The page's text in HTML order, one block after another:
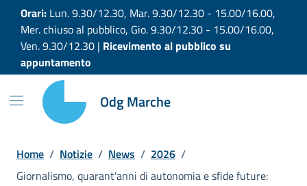
Vai ai contenuti
Vai al footer
Orari: Lun. 9.30/12.30, Mar. 9.30/12.30 - 15.00/16.00,
Mer. chiuso al pubblico, Gio. 9.30/12.30 - 15.00/16.00,
Ven. 9.30/12.30 | Ricevimento al pubblico su
appuntamento
Odg Marche
Home / Notizie / News / 2026 /
Giornalismo, quarant'anni di autonomia e sfide future: